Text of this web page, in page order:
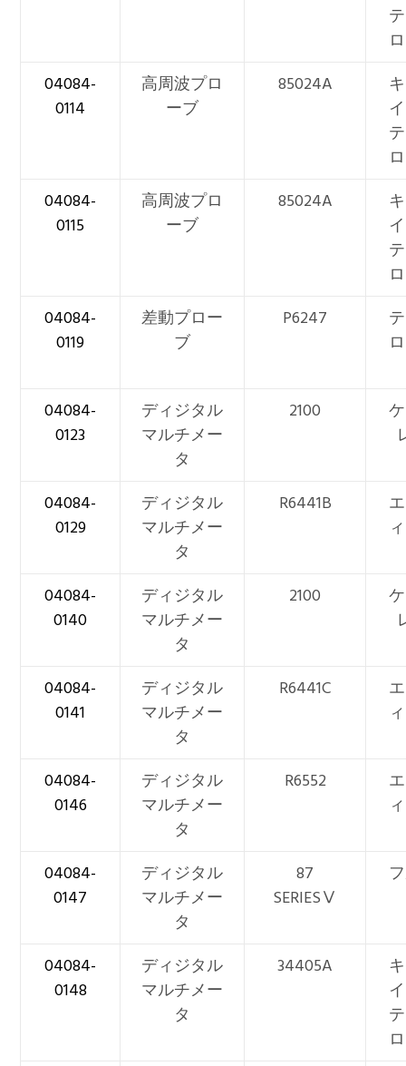
04084-
0114
高周波プロ
ーブ
85024A
04084-
0115
高周波プロ
ーブ
85024A
04084-
0119
差動プロー
ブ
P6247
04084-
0123
ディジタル
マルチメー
タ
2100
04084-
0129
ディジタル
マルチメー
タ
R6441B
04084-
0140
ディジタル
マルチメー
タ
2100
04084-
0141
ディジタル
マルチメー
タ
R6441C
04084-
0146
ディジタル
マルチメー
タ
R6552
04084-
0147
ディジタル
マルチメー
タ
87
SERIESⅤ
04084-
0148
ディジタル
マルチメー
タ
34405A